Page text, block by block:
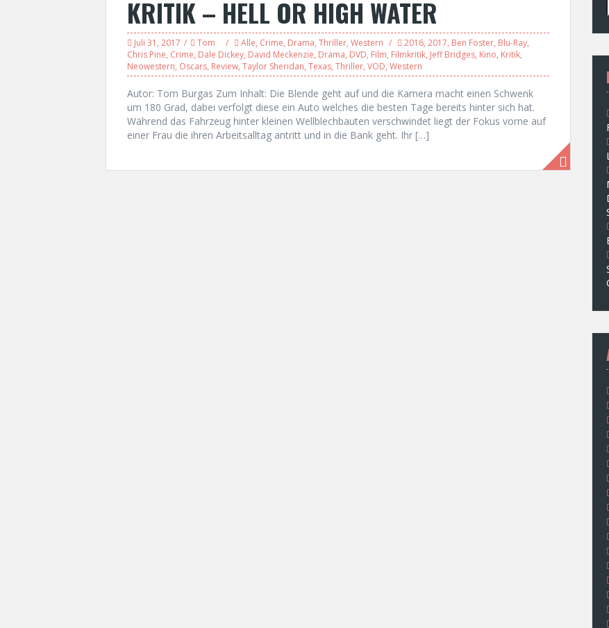
KRITIK – HELL OR HIGH WATER
Juli 31, 2017 Tom Alle, Crime, Drama, Thriller, Western 2016, 2017, Ben Foster, Blu-Ray,
Chris Pine, Crime, Dale Dickey, David Meckenzie, Drama, DVD, Film, Filmkritik, Jeff Bridges, Kino, Kritik,
Neowestern, Oscars, Review, Taylor Sheridan, Texas, Thriller, VOD, Western
Autor: Tom Burgas Zum Inhalt: Die Blende geht auf und die Kamera macht einen Schwenk
um 180 Grad, dabei verfolgt diese ein Auto welches die besten Tage bereits hinter sich hat.
Während das Fahrzeug hinter kleinen Wellblechbauten verschwindet liegt der Fokus vorne auf
einer Frau die ihren Arbeitsalltag antritt und in die Bank geht. Ihr […]
: